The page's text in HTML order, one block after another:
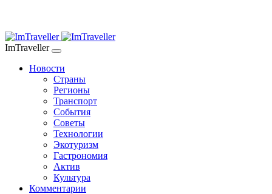
ImTraveller
Новости
Страны
Регионы
Транспорт
События
Советы
Технологии
Экотуризм
Гастрономия
Актив
Культура
Комментарии